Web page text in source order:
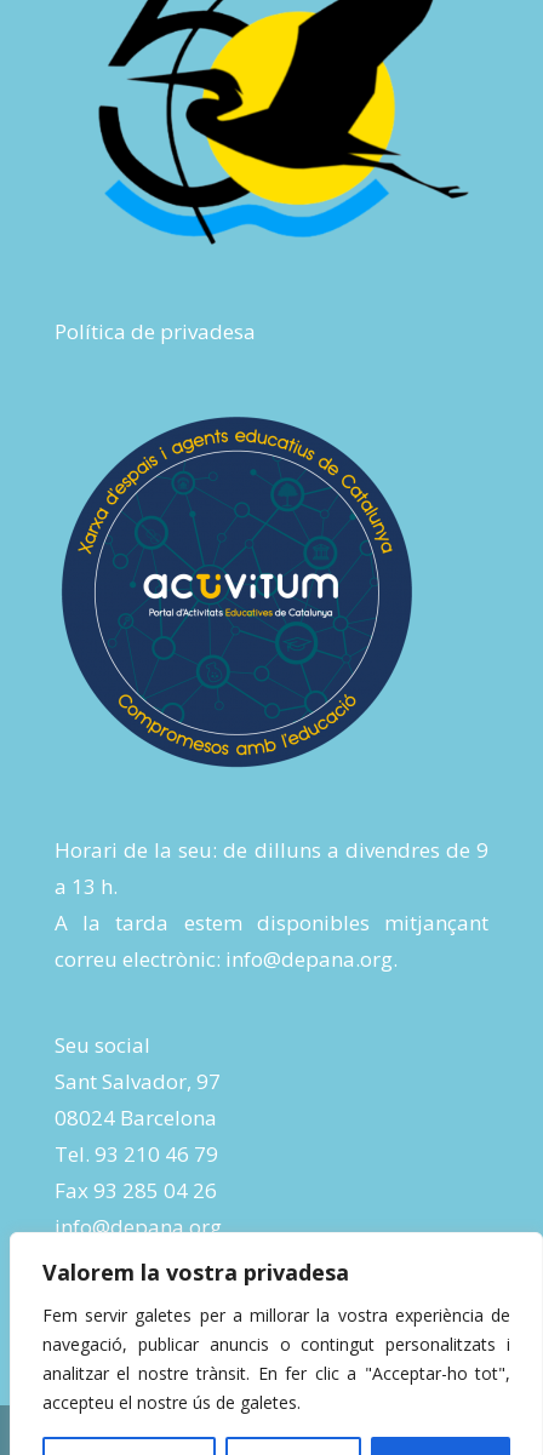
Valorem la vostra privadesa
Fem servir galetes per a millorar la vostra experiència de
navegació, publicar anuncis o contingut personalitzats i
analitzar el nostre trànsit. En fer clic a "Acceptar-ho tot",
accepteu el nostre ús de galetes.
Política de privadesa
Horari de la seu: de dilluns a divendres de 9
a 13 h.
A la tarda estem disponibles mitjançant
correu electrònic: info@depana.org.
Seu social
Sant Salvador, 97
08024 Barcelona
Tel. 93 210 46 79
Fax 93 285 04 26
info@depana.org
Designed byInBeta Crafts| Powered by